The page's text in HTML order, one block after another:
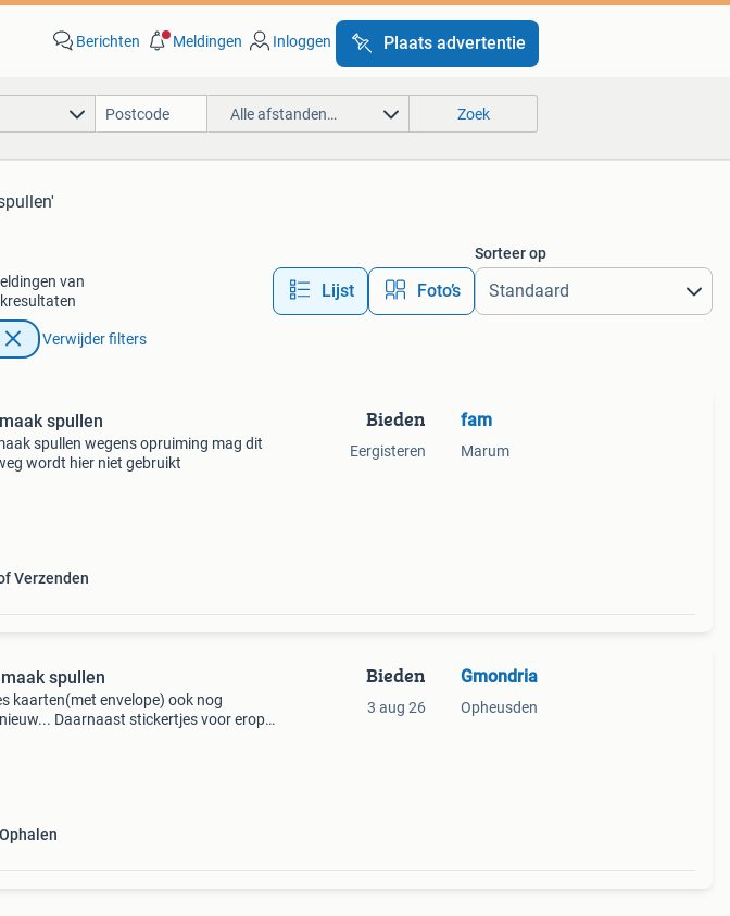
Berichten Meldingen Inloggen Plaats advertentie
Alle afstanden… Zoek
van
Lijst Foto’s
Sorteer op
Verwijder filters
spullen
spullen wegens opruiming mag dit
wordt hier niet gebruikt
Verzenden
Bieden
Eergisteren
fam
Marum
spullen
kaarten(met envelope) ook nog
Daarnaast stickertjes voor erop
Ophalen
Bieden
3 aug 26
Gmondria
Opheusden